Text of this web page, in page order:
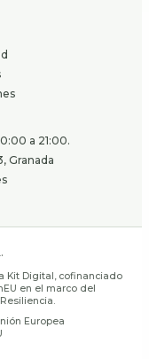
a 21:00.
Granada
Kit Digital, cofinanciado
en el marco del